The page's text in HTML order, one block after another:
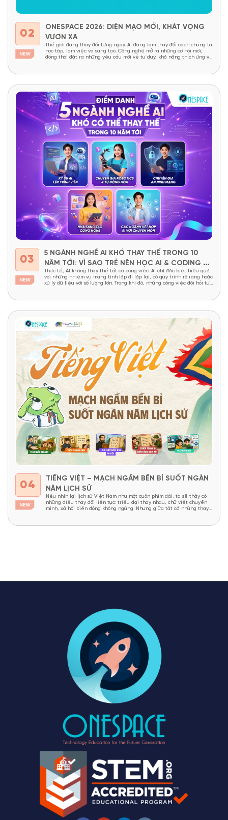
02
ONESPACE 2026: DIỆN MẠO MỚI, KHÁT VỌNG
VƯƠN XA
Thế giới đang thay đổi từng ngày. AI đang làm thay đổi cách chúng ta
học tập, làm việc và sáng tạo. Công nghệ mở ra những cơ hội mới,
đồng thời đặt ra những yêu cầu mới về tư duy, khả năng thích ứng và
03
5 NGÀNH NGHỀ AI KHÓ THAY THẾ TRONG 10
NĂM TỚI: VÌ SAO TRẺ NÊN HỌC AI & CODING TỪ
SỚM?
Thực tế, AI không thay thế tất cả công việc. AI chỉ đặc biệt hiệu quả
với những nhiệm vụ mang tính lặp đi lặp lại, có quy trình rõ ràng hoặc
xử lý dữ liệu với số lượng lớn. Trong khi đó, những công việc đòi hỏi tư
04
TIẾNG VIỆT – MẠCH NGẦM BỀN BỈ SUỐT NGÀN
NĂM LỊCH SỬ
Nếu nhìn lại lịch sử Việt Nam như một cuốn phim dài, ta sẽ thấy có
những điều thay đổi liên tục: triều đại thay nhau, chữ viết chuyển
mình, xã hội biến động không ngừng. Nhưng giữa tất cả những thay